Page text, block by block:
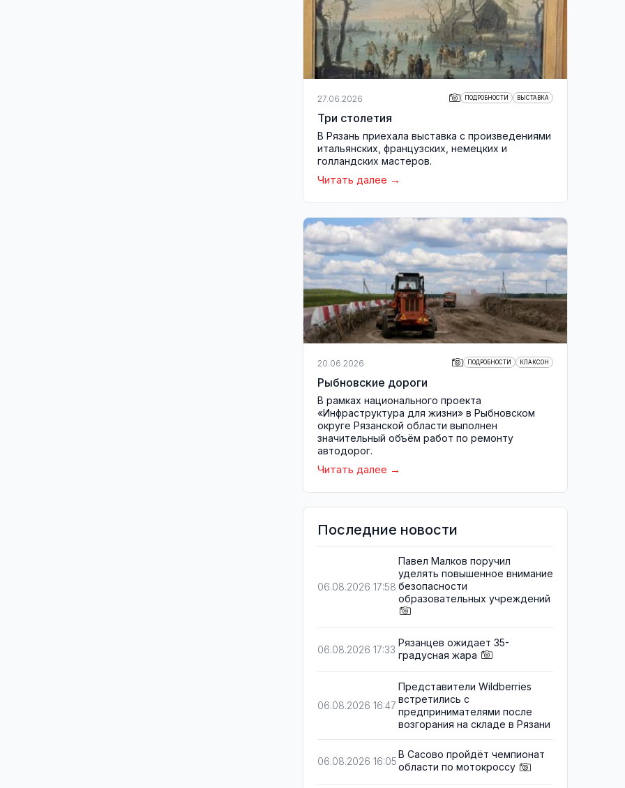
27.06.2026 ПОДРОБНОСТИ ВЫСТАВКА
Три столетия
В Рязань приехала выставка с произведениями
итальянских, французских, немецких и
голландских мастеров.
Читать далее
20.06.2026 ПОДРОБНОСТИ КЛАКСОН
Рыбновские дороги
В рамках национального проекта
«Инфраструктура для жизни» в Рыбновском
округе Рязанской области выполнен
значительный объём работ по ремонту
автодорог.
Читать далее
Последние новости
06.08.2026 17:58
Павел Малков поручил
уделять повышенное внимание
безопасности
образовательных учреждений
06.08.2026 17:33
Рязанцев ожидает 35-
градусная жара
06.08.2026 16:47
Представители Wildberries
встретились с
предпринимателями после
возгорания на складе в Рязани
06.08.2026 16:05
В Сасово пройдёт чемпионат
области по мотокроссу